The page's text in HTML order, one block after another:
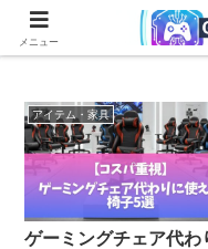
ブラック系ルーム ホワイ
アイテム・家具
ゲーミングチェア代わ
メニュー